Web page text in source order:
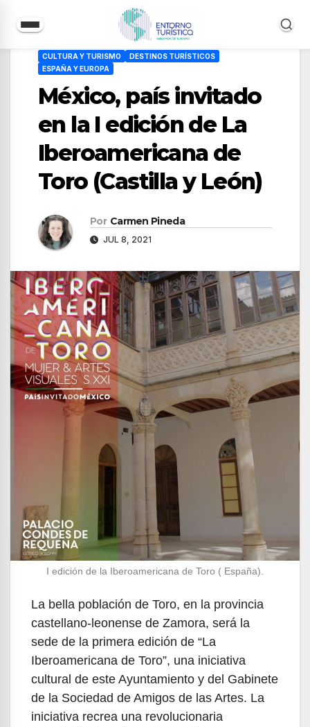
CULTURA Y TURISMO
DESTINOS TURÍSTICOS
ESPAÑA Y EUROPA
México, país invitado
en la I edición de La
Iberoamericana de
Toro (Castilla y León)
Por Carmen Pineda
JUL 8, 2021
I edición de la Iberoamericana de Toro ( España).
La bella población de Toro, en la provincia
castellano-leonense de Zamora, será la
sede de la primera edición de “La
Iberoamericana de Toro”, una iniciativa
cultural de este Ayuntamiento y del Gabinete
de la Sociedad de Amigos de las Artes. La
iniciativa recrea una revolucionaria